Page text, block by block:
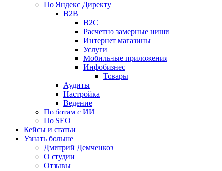
По Яндекс Директу
B2B
B2C
Расчетно замерные ниши
Интернет магазины
Услуги
Мобильные приложения
Инфобизнес
Товары
Аудиты
Настройка
Ведение
По ботам с ИИ
По SEO
Кейсы и статьи
Узнать больше
Дмитрий Демченков
О студии
Отзывы